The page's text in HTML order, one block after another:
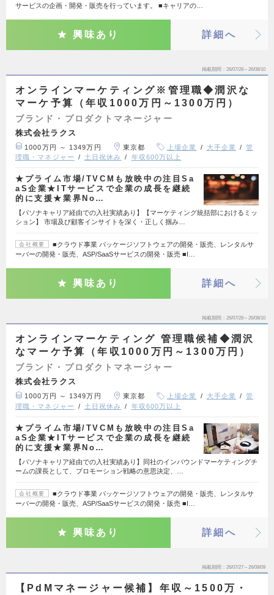
サービスの企画・開発・販売を行っています。 ■キャリアの…
興味あり 詳細へ
掲載期間 26/07/28～26/08/10
オンラインマーケティング※管理職◆潤沢な
マーケ予算（年収1000万円～1300万円）
ブランド・プロダクトマネージャー
株式会社ラクス
1000万円 ～ 1349万円 東京都 上場企業 大手企業
管
理職・マネジャー
土日祝休み 年収600万以上
★プライム市場/TVCMも放映中の注目Sa
aS企業★ITサービスで企業の成長を継続
的に支援★業界No…
【パソナキャリア経由での入社実績あり】【マーケティング統括部におけるミッ
ション】 市場及び顧客インサイトを深く・正しく掴み…
会社概要
■クラウド事業 パッケージソフトウェアの開発・販売、レンタルサ
ーバーの開発・販売、ASP/SaaSサービスの開発・販売 ■I…
興味あり 詳細へ
掲載期間 26/07/28～26/08/10
オンラインマーケティング 管理職候補◆潤沢
なマーケ予算（年収1000万円～1300万円）
ブランド・プロダクトマネージャー
株式会社ラクス
1000万円 ～ 1349万円 東京都 上場企業 大手企業
管
理職・マネジャー
土日祝休み 年収600万以上
★プライム市場/TVCMも放映中の注目Sa
aS企業★ITサービスで企業の成長を継続
的に支援★業界No…
【パソナキャリア経由での入社実績あり】同社のインバウンドマーケティングチ
ームの課長として、プロモーション戦略の意思決定、…
会社概要
■クラウド事業 パッケージソフトウェアの開発・販売、レンタルサ
ーバーの開発・販売、ASP/SaaSサービスの開発・販売 ■I…
興味あり 詳細へ
掲載期間 26/07/27～26/08/09
【PdMマネージャー候補】年収～1500万・